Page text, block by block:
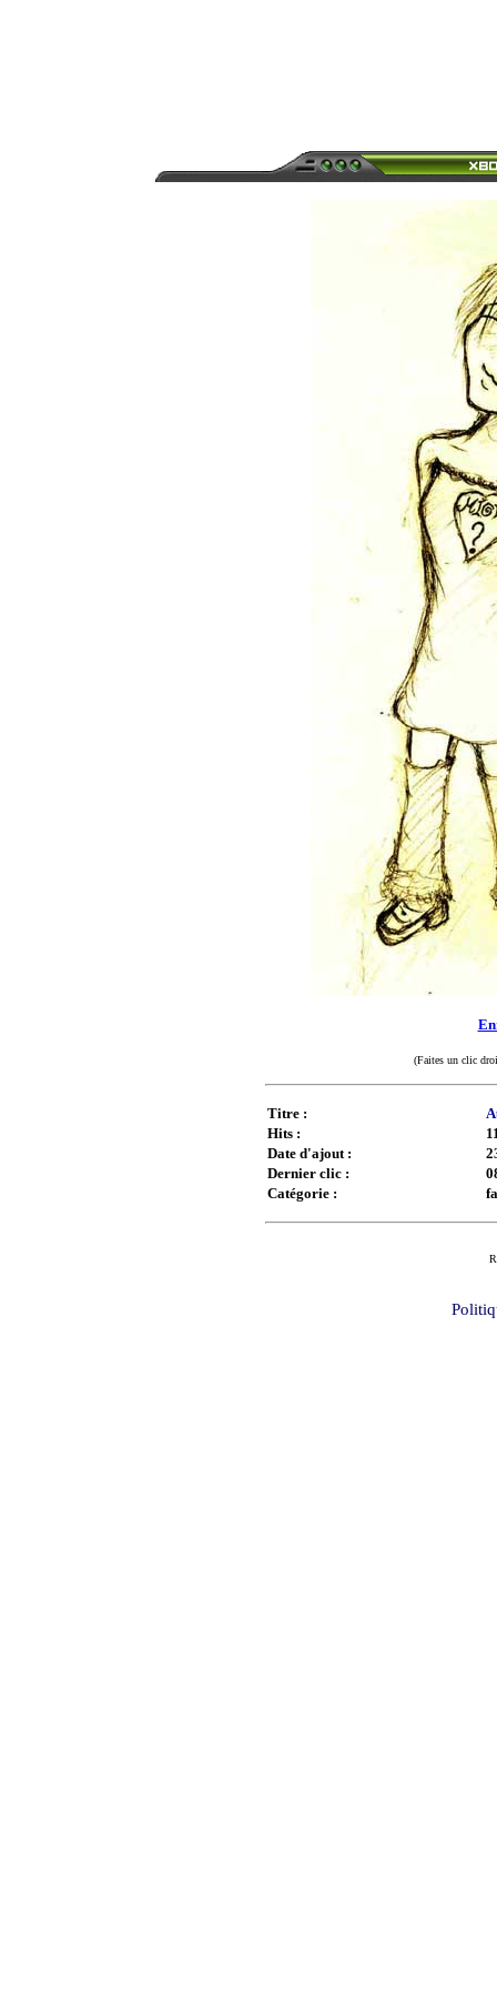
(Faites un clic
Titre :
Hits :
Date d'ajout :
Dernier clic :
Catégorie :